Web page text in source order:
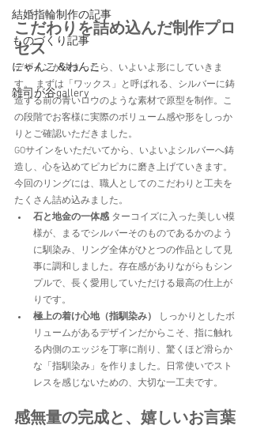
結婚指輪制作の記事
ものづくり記事
にゃんこ＆わんこ
雑司が谷gallery
こだわりを詰め込んだ制作プロ
セス
デザインが決まったら、いよいよ形にしていきま
す。 まずは「ワックス」と呼ばれる、シルバーに鋳
造する前の青いロウのような素材で原型を制作。こ
の段階でお客様に実際のボリューム感や形をしっか
りとご確認いただきました。
GOサインをいただいてから、いよいよシルバーへ鋳
造し、心を込めてピカピカに磨き上げていきます。
今回のリングには、職人としてのこだわりと工夫を
たくさん詰め込みました。
石と地金の一体感 ターコイズに入った美しい模
様が、まるでシルバーそのものであるかのよう
に馴染み、リング全体がひとつの作品として見
事に調和しました。存在感がありながらもシン
プルで、長く愛用していただける最高の仕上が
りです。
極上の着け心地（指馴染み）
しっかりとしたボ
リュームがあるデザインだからこそ、指に触れ
る内側のエッジを丁寧に削り、驚くほど滑らか
な「指馴染み」を作りました。日常使いでスト
レスを感じないための、大切な一工夫です。
感無量の完成と、嬉しいお言葉